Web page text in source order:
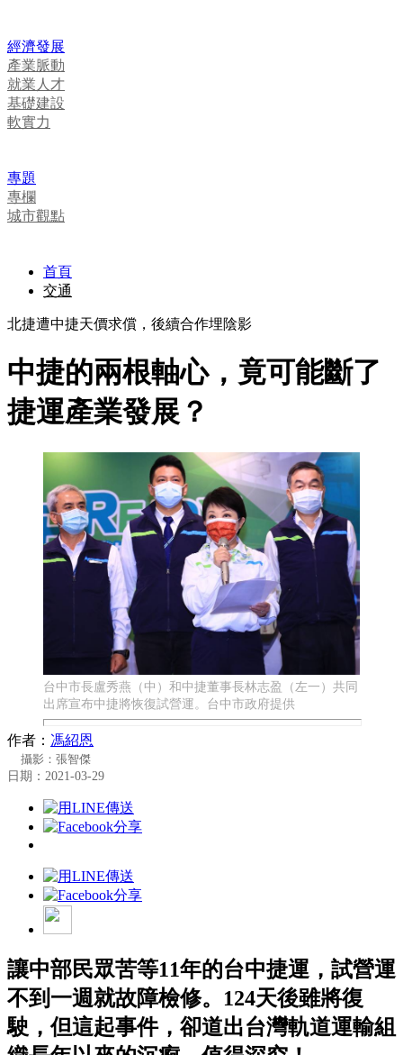
經濟發展
產業脈動
就業人才
基礎建設
軟實力
專題
專欄
城市觀點
首頁
交通
北捷遭中捷天價求償，後續合作埋陰影
中捷的兩根軸心，竟可能斷了
捷運產業發展？
台中市長盧秀燕（中）和中捷董事長林志盈（左一）共同
出席宣布中捷將恢復試營運。台中市政府提供
作者： 馮紹恩
攝影：張智傑
日期：2021-03-29
讓中部民眾苦等11年的台中捷運，試營運
不到一週就故障檢修。124天後雖將復
駛，但這起事件，卻道出台灣軌道運輸組